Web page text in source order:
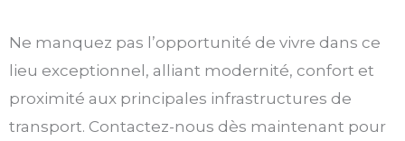
Ne manquez pas l’opportunité de vivre dans ce
lieu exceptionnel, alliant modernité, confort et
proximité aux principales infrastructures de
transport. Contactez-nous dès maintenant pour